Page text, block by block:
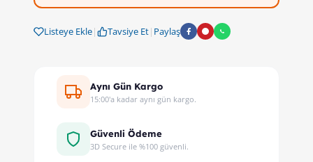
Listeye Ekle| Tavsiye Et| Paylaş
Aynı Gün Kargo
15:00'a kadar aynı gün kargo.
Güvenli Ödeme
3D Secure ile %100 güvenli.